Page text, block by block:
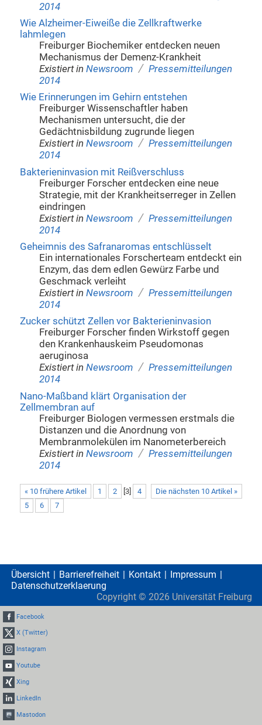
2014
Wie Alzheimer-Eiweiße die Zellkraftwerke
lahmlegen
Freiburger Biochemiker entdecken neuen
Mechanismus der Demenz-Krankheit
Existiert in Newsroom / Pressemitteilungen
2014
Wie Erinnerungen im Gehirn entstehen
Freiburger Wissenschaftler haben
Mechanismen untersucht, die der
Gedächtnisbildung zugrunde liegen
Existiert in Newsroom / Pressemitteilungen
2014
Bakterieninvasion mit Reißverschluss
Freiburger Forscher entdecken eine neue
Strategie, mit der Krankheitserreger in Zellen
eindringen
Existiert in Newsroom / Pressemitteilungen
2014
Geheimnis des Safranaromas entschlüsselt
Ein internationales Forscherteam entdeckt ein
Enzym, das dem edlen Gewürz Farbe und
Geschmack verleiht
Existiert in Newsroom / Pressemitteilungen
2014
Zucker schützt Zellen vor Bakterieninvasion
Freiburger Forscher finden Wirkstoff gegen
den Krankenhauskeim Pseudomonas
aeruginosa
Existiert in Newsroom / Pressemitteilungen
2014
Nano-Maßband klärt Organisation der
Zellmembran auf
Freiburger Biologen vermessen erstmals die
Distanzen und die Anordnung von
Membranmolekülen im Nanometerbereich
Existiert in Newsroom / Pressemitteilungen
2014
« 10 frühere Artikel Die nächsten 10 Artikel »
1 2 3]
4
5
6 7
Übersicht Barrierefreiheit Kontakt
Impressum
Datenschutzerklaerung
Copyright © 2026 Universität Freiburg
Facebook
X (Twitter)
Instagram
Youtube
Xing
LinkedIn
Mastodon